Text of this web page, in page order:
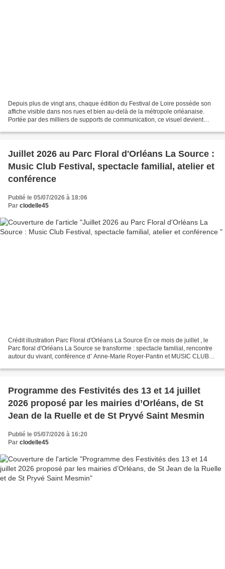
Depuis plus de vingt ans, chaque édition du Festival de Loire possède son
affiche visible dans nos rues et bien au-delà de la métropole orléanaise.
Portée par des milliers de supports de communication, ce visuel devient
Juillet 2026 au Parc Floral d'Orléans La Source :
Music Club Festival, spectacle familial, atelier et
conférence
Publié le 05/07/2026 à 18:06
Par clodelle45
Crédit illustration Parc Floral d'Orléans La Source En ce mois de juillet , le
Parc floral d'Orléans La Source se transforme : spectacle familial, rencontre
autour du vivant, conférence d’ Anne-Marie Royer-Pantin et MUSIC CLUB
Programme des Festivités des 13 et 14 juillet
2026 proposé par les mairies d’Orléans, de St
Jean de la Ruelle et de St Pryvé Saint Mesmin
Publié le 05/07/2026 à 16:20
Par clodelle45